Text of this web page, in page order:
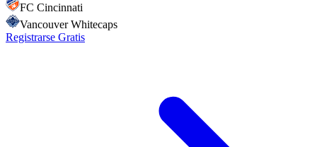
FC Cincinnati
Vancouver Whitecaps
Registrarse Gratis